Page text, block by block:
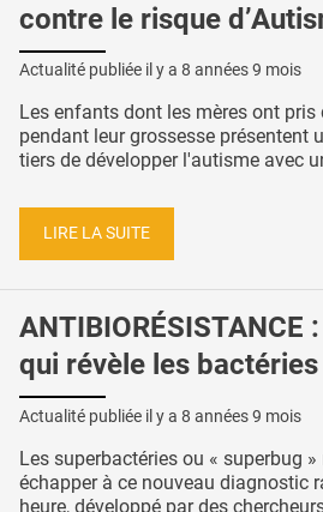
contre le risque
Actualité publiée il y a 8 années 9 mois
Les enfants dont les mères ont
pendant leur grossesse présentent
tiers de développer l'autisme avec
LIRE LA SUITE
ANTIBIORÉSISTANCE
qui révèle les
Actualité publiée il y a 8 années 9 mois
Les superbactéries ou « superbug
échapper à ce nouveau diagnostic
heure, développé par des